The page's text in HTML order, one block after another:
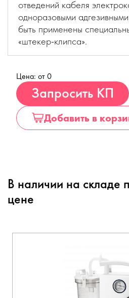
отведений кабеля
одноразовыми
быть применены
«штекер-клипса».
Цена: от 0
Запросить КП
Добавить в
В наличии на складе
цене